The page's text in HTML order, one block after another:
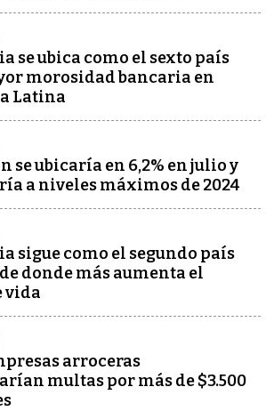
se ubica como el sexto país
morosidad bancaria en
Latina
se ubicaría en 6,2% en julio y
a niveles máximos de 2024
sigue como el segundo país
donde más aumenta el
vida
arroceras
multas por más de $3.500